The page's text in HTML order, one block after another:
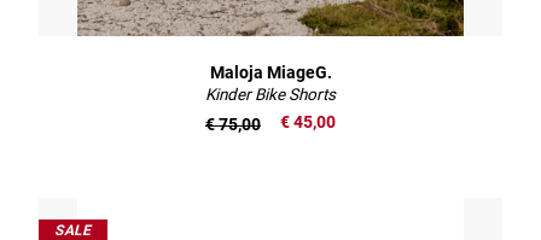
Maloja MiageG.
Kinder Bike Shorts
€ 45,00
€ 75,00
SALE